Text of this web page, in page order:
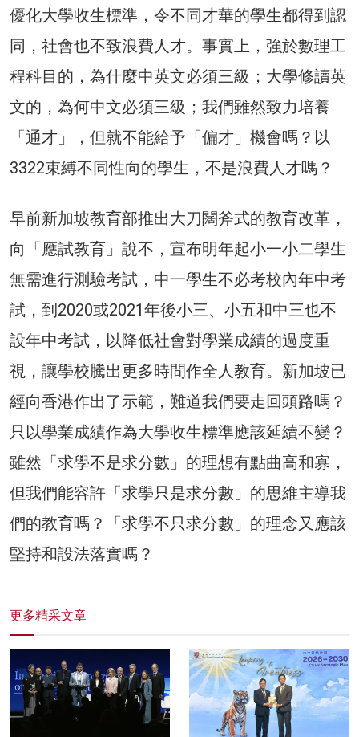
優化大學收生標準，令不同才華的學生都得到認
同，社會也不致浪費人才。事實上，強於數理工
程科目的，為什麼中英文必須三級；大學修讀英
文的，為何中文必須三級；我們雖然致力培養
「通才」，但就不能給予「偏才」機會嗎？以
3322束縛不同性向的學生，不是浪費人才嗎？
早前新加坡教育部推出大刀闊斧式的教育改革，
向「應試教育」說不，宣布明年起小一小二學生
無需進行測驗考試，中一學生不必考校內年中考
試，到2020或2021年後小三、小五和中三也不
設年中考試，以降低社會對學業成績的過度重
視，讓學校騰出更多時間作全人教育。新加坡已
經向香港作出了示範，難道我們要走回頭路嗎？
只以學業成績作為大學收生標準應該延續不變？
雖然「求學不是求分數」的理想有點曲高和寡，
但我們能容許「求學只是求分數」的思維主導我
們的教育嗎？「求學不只求分數」的理念又應該
堅持和設法落實嗎？
更多精采文章